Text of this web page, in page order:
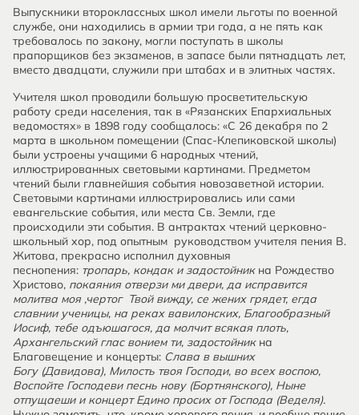
Выпускники второклассных школ имели льготы по военной
службе, они находились в армии три года, а не пять как
требовалось по закону, могли поступать в школы
прапорщиков без экзаменов, в запасе были пятнадцать лет,
вместо двадцати, служили при штабах и в элитных частях.
Учителя школ проводили большую просветительскую
работу среди населения, так в «Рязанских Епархиальных
ведомостях» в 1898 году сообщалось: «С 26 декабря по 2
марта в школьном помещении (Спас-Клепиковской школы)
были устроены учащими 6 народных чтений,
иллюстрированных световыми картинами. Предметом
чтений были главнейшия события новозаветной истории.
Световыми картинами иллюстрировались или сами
евангельские события, или места Св. Земли, где
происходили эти события. В антрактах чтений церковно-
школьный хор, под опытным руководством учителя пения В.
Житова, прекрасно исполнил духовныя
песнопения: тропарь, кондак и задостойник на Рождество
Христово, покаяния отверзи ми двери, да исправится
молитва моя ,чертог Твой вижду, се жених грядет, егда
славнии ученицы, на реках вавилонских, Благообразный
Иосиф, тебе одъюшагося, да молчит всякая плоть,
Архангельский глас вонием ти, задостойник на
Благовещение и концерты: Слава в вышних
Богу (Давидова), Милость твоя Господи, во всех воспою,
Воспойте Господеви песнь нову (Бортнянского), Ныне
отпущаеши и концерт Едино просих от Господа (Веделя).